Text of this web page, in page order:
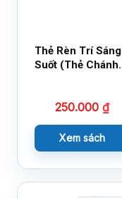
Thẻ Rèn Trí Sáng
Suốt (Thẻ Chánh
250.000₫
Xem sách